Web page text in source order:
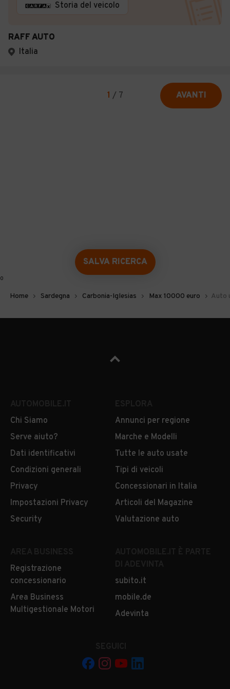
Storia del veicolo
RAFF AUTO
Italia
1 / 7 AVANTI
SALVA RICERCA
0
Home Sardegna Carbonia-Iglesias Max 10000 euro Auto
Chi Siamo
Serve aiuto?
Dati identificativi
Condizioni generali
Privacy
Impostazioni Privacy
Security
Annunci per regione
Marche e Modelli
Tutte le auto usate
Tipi di veicoli
Concessionari in Italia
Articoli del Magazine
Valutazione auto
Registrazione
concessionario
Area Business
Multigestionale Motori
subito.it
mobile.de
Adevinta